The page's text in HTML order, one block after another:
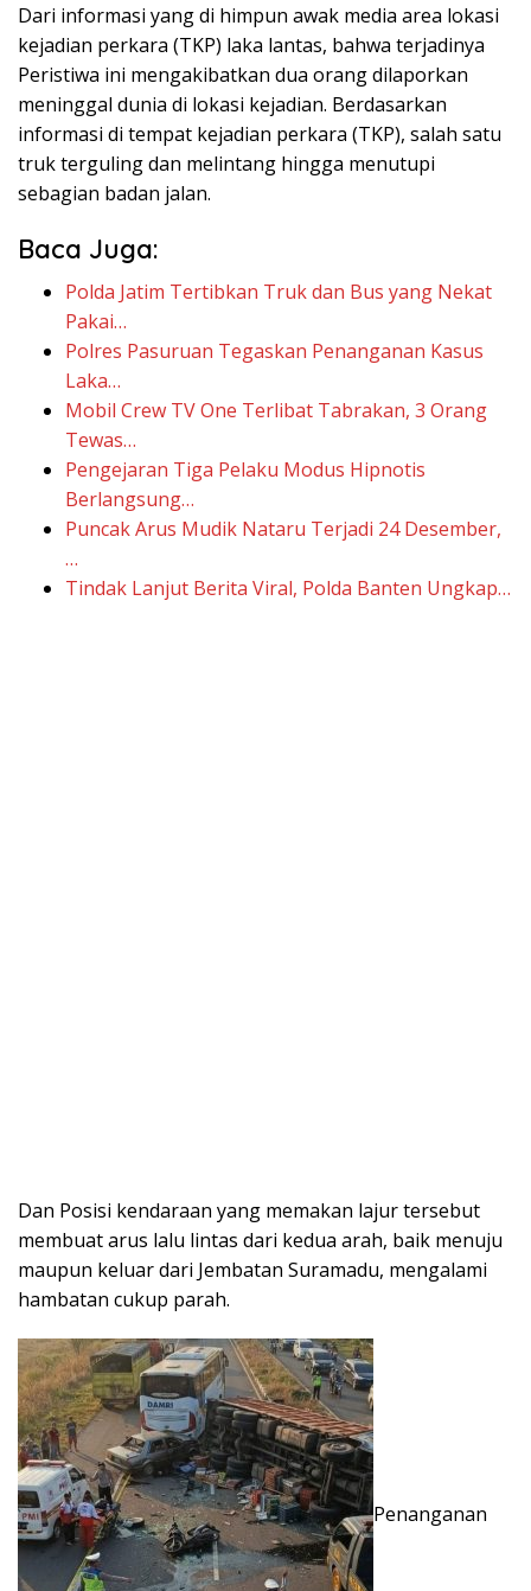
Dari informasi yang di himpun awak media area lokasi
kejadian perkara (TKP) laka lantas, bahwa terjadinya
Peristiwa ini mengakibatkan dua orang dilaporkan
meninggal dunia di lokasi kejadian. Berdasarkan
informasi di tempat kejadian perkara (TKP), salah satu
truk terguling dan melintang hingga menutupi
sebagian badan jalan.
Baca Juga:
Polda Jatim Tertibkan Truk dan Bus yang Nekat
Pakai…
Polres Pasuruan Tegaskan Penanganan Kasus
Laka…
Mobil Crew TV One Terlibat Tabrakan, 3 Orang
Tewas…
Pengejaran Tiga Pelaku Modus Hipnotis
Berlangsung…
Puncak Arus Mudik Nataru Terjadi 24 Desember,
…
Tindak Lanjut Berita Viral, Polda Banten Ungkap…
Dan Posisi kendaraan yang memakan lajur tersebut
membuat arus lalu lintas dari kedua arah, baik menuju
maupun keluar dari Jembatan Suramadu, mengalami
hambatan cukup parah.
Penanganan